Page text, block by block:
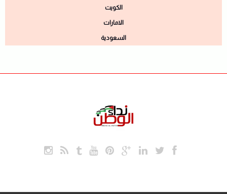
الكويت
الامارات
السعودية